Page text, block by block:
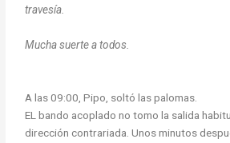
travesía.
Mucha suerte a todos.
A las 09:00, Pipo, soltó las palomas.
EL bando acoplado no tomo la salida
dirección contrariada. Unos minutos